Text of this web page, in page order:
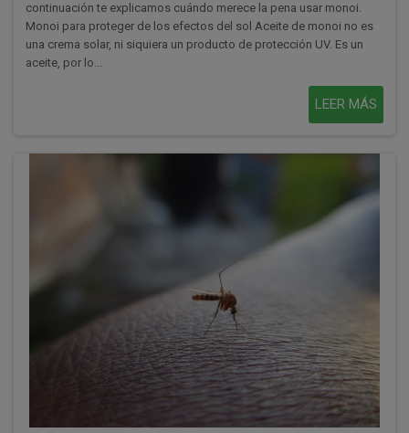
continuación te explicamos cuándo merece la pena usar monoi.
Monoi para proteger de los efectos del sol Aceite de monoi no es
una crema solar, ni siquiera un producto de protección UV. Es un
aceite, por lo...
LEER MÁS